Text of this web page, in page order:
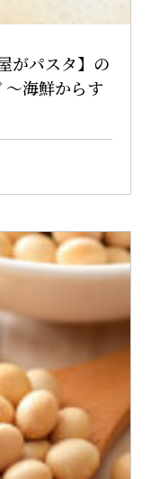
がパスタ】の
～海鮮からす